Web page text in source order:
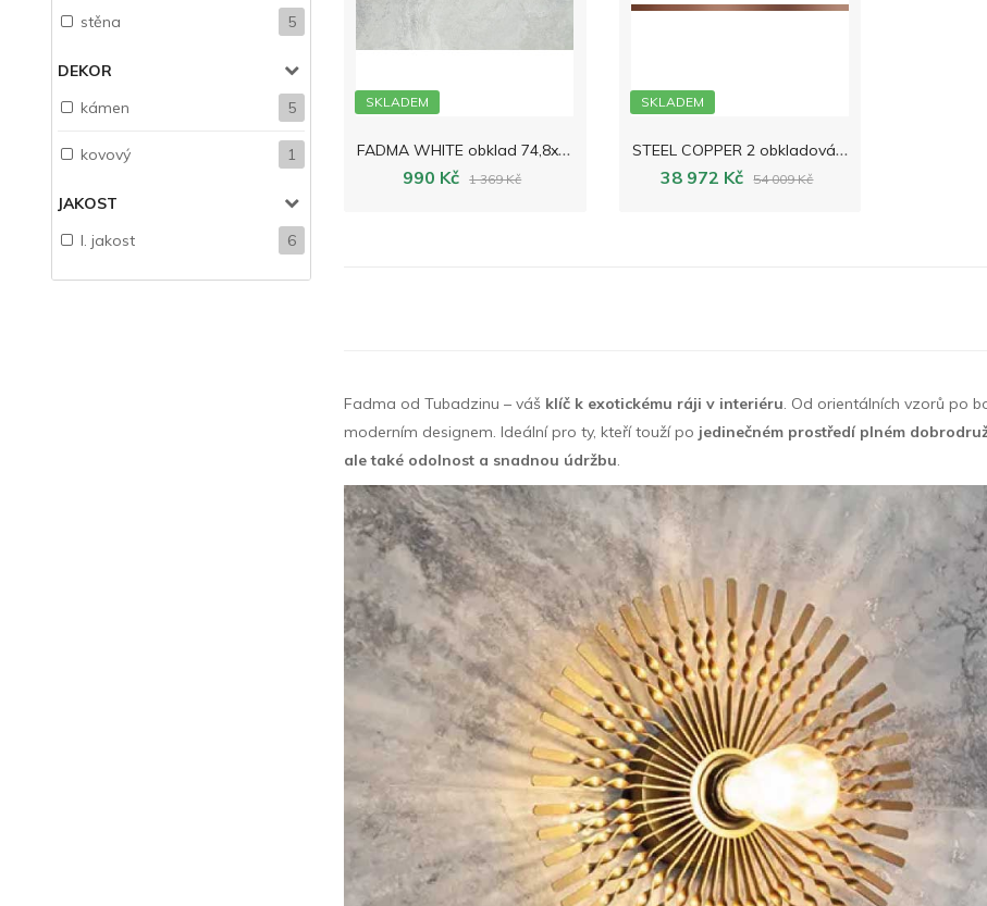
stěna 5
DEKOR
kámen
5
kovový 1
JAKOST
I. jakost
6
SKLADEM
F
ADMA WHITE obklad 74,8x29,8
990 Kč 1 369 Kč
SKLADEM
S
TEEL COPPER 2 obkladová lišta 74,8x2,3
38 972 Kč 54 009 Kč
Fadma od Tubadzinu – váš klíč k exotickému ráji v interiéru. Od orientálních vzorů po
moderním designem. Ideální pro ty, kteří touží po jedinečném prostředí plném
ale také odolnost a snadnou údržbu.